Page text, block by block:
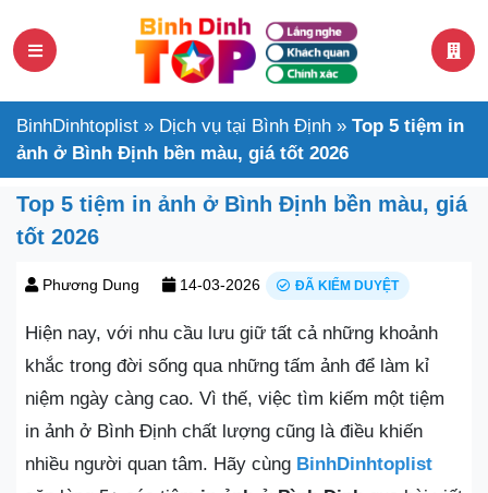
BinhDinhtoplist » Dịch vụ tại Bình Định » Top 5 tiệm in
ảnh ở Bình Định bền màu, giá tốt 2026
Top 5 tiệm in ảnh ở Bình Định bền màu, giá
tốt 2026
Phương Dung 14-03-2026 ĐÃ KIỂM DUYỆT
Hiện nay, với nhu cầu lưu giữ tất cả những khoảnh
khắc trong đời sống qua những tấm ảnh để làm kỉ
niệm ngày càng cao. Vì thế, việc tìm kiếm một tiệm
in ảnh ở Bình Định chất lượng cũng là điều khiến
nhiều người quan tâm. Hãy cùng BinhDinhtoplist